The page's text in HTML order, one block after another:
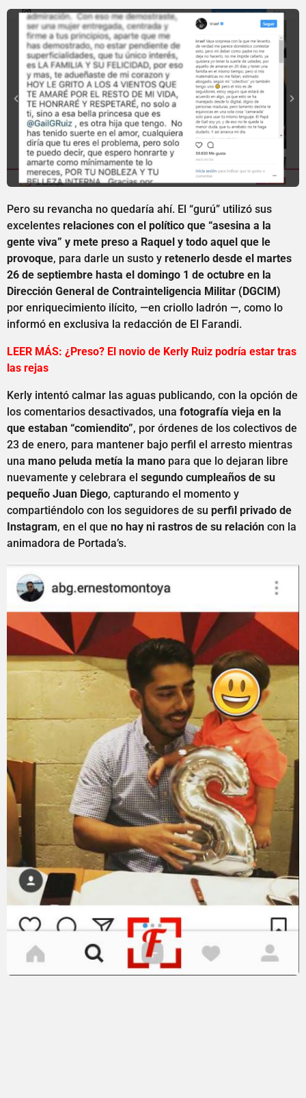
Pero su revancha no quedaría ahí. El “gurú” utilizó sus
excelentes relaciones con el político que “asesina a la
gente viva” y mete preso a Raquel y todo aquel que le
provoque, para darle un susto y retenerlo desde el martes
26 de septiembre hasta el domingo 1 de octubre en la
Dirección General de Contrainteligencia Militar (DGCIM)
por enriquecimiento ilícito, —en criollo ladrón —, como lo
informó en exclusiva la redacción de El Farandi.
LEER MÁS: ¿Preso? El novio de Kerly Ruiz podría estar tras
las rejas
Kerly intentó calmar las aguas publicando, con la opción de
los comentarios desactivados, una fotografía vieja en la
que estaban “comiendito”, por órdenes de los colectivos de
23 de enero, para mantener bajo perfil el arresto mientras
una mano peluda metía la mano para que lo dejaran libre
nuevamente y celebrara el segundo cumpleaños de su
pequeño Juan Diego, capturando el momento y
compartiéndolo con los seguidores de su perfil privado de
Instagram, en el que no hay ni rastros de su relación con la
animadora de Portada’s.